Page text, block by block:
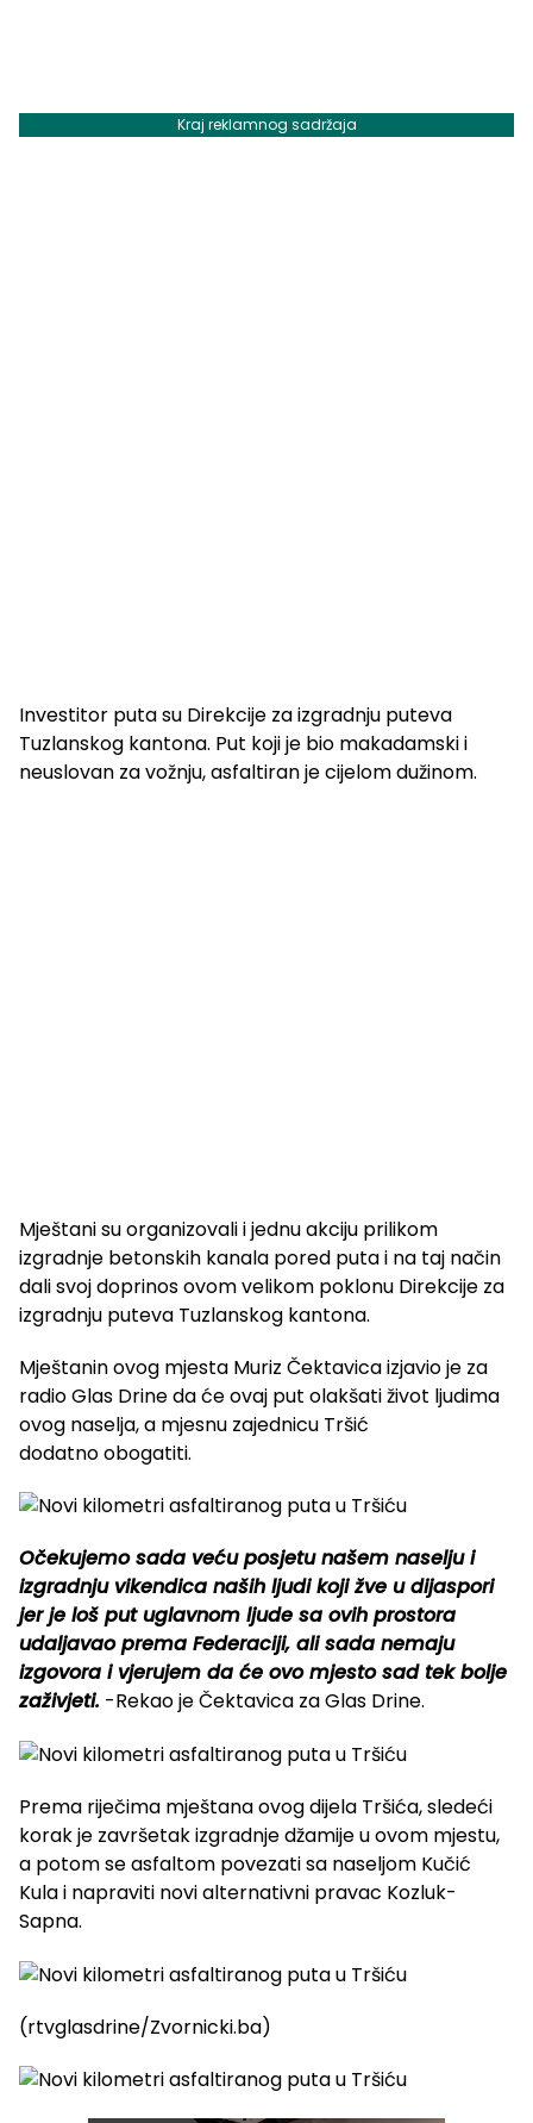
Kraj reklamnog sadržaja
Investitor puta su Direkcije za izgradnju puteva
Tuzlanskog kantona. Put koji je bio makadamski i
neuslovan za vožnju, asfaltiran je cijelom dužinom.
Mještani su organizovali i jednu akciju prilikom
izgradnje betonskih kanala pored puta i na taj način
dali svoj doprinos ovom velikom poklonu Direkcije za
izgradnju puteva Tuzlanskog kantona.
Mještanin ovog mjesta Muriz Čektavica izjavio je za
radio Glas Drine da će ovaj put olakšati život ljudima
ovog naselja, a mjesnu zajednicu Tršić
dodatno obogatiti.
Očekujemo sada veću posjetu našem naselju i
izgradnju vikendica naših ljudi koji žve u dijaspori
jer je loš put uglavnom ljude sa ovih prostora
udaljavao prema Federaciji, ali sada nemaju
izgovora i vjerujem da će ovo mjesto sad tek bolje
zaživjeti. -Rekao je Čektavica za Glas Drine.
Prema riječima mještana ovog dijela Tršića, sledeći
korak je završetak izgradnje džamije u ovom mjestu,
a potom se asfaltom povezati sa naseljom Kučić
Kula i napraviti novi alternativni pravac Kozluk-
Sapna.
(rtvglasdrine/Zvornicki.ba)